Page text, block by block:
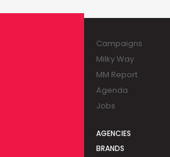
Campaigns
Milky Way
MM Report
Agenda
Jobs
AGENCIES
BRANDS